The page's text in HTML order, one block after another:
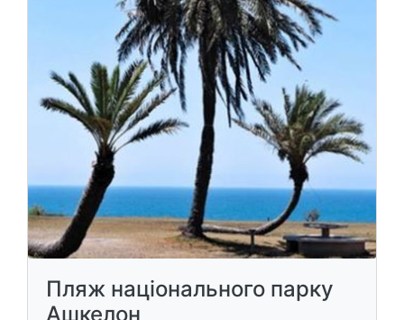
Пляж національного парку
Ашкелон